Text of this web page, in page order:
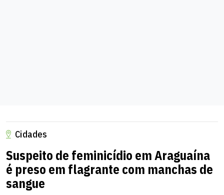
Cidades
Suspeito de feminicídio em Araguaína
é preso em flagrante com manchas de
sangue